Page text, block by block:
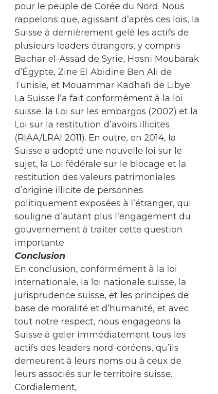
pour le peuple de Corée du Nord. Nous
rappelons que, agissant d’après ces lois, la
Suisse à dernièrement gelé les actifs de
plusieurs leaders étrangers, y compris
Bachar el-Assad de Syrie, Hosni Moubarak
d’Égypte, Zine El Abidine Ben Ali de
Tunisie, et Mouammar Kadhafi de Libye.
La Suisse l’a fait conformément à la loi
suisse: la Loi sur les embargos (2002) et la
Loi sur la restitution d’avoirs illicites
(RIAA/LRAI 2011). En outre, en 2014, la
Suisse a adopté une nouvelle loi sur le
sujet, la Loi fédérale sur le blocage et la
restitution des valeurs patrimoniales
d’origine illicite de personnes
politiquement exposées à l’étranger, qui
souligne d’autant plus l’engagement du
gouvernement à traiter cette question
importante.
Conclusion
En conclusion, conformément à la loi
internationale, la loi nationale suisse, la
jurisprudence suisse, et les principes de
base de moralité et d’humanité, et avec
tout notre respect, nous engageons la
Suisse à geler immédiatement tous les
actifs des leaders nord-coréens, qu’ils
demeurent à leurs noms ou à ceux de
leurs associés sur le territoire suisse.
Cordialement,